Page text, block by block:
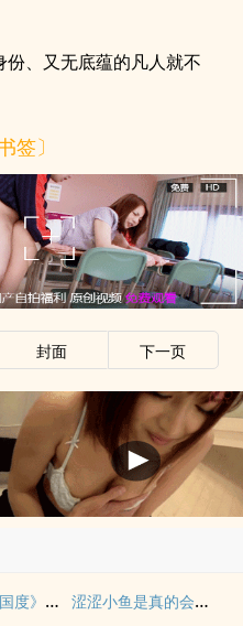
、又无底蕴的凡人就不
签〕
封面 下一页
《落入彩虹国度》穿越+西幻+言情 涩涩小鱼是真的会被干透